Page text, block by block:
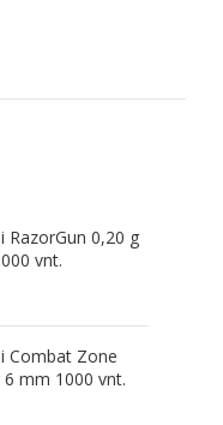
RazorGun 0,20 g
vnt.
Combat Zone
6 mm 1000 vnt.